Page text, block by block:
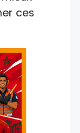
ces